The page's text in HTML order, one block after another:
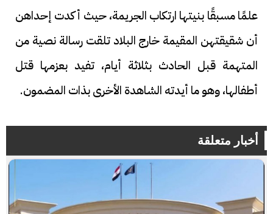
علمًا مسبقًا بنيتها ارتكاب الجريمة، حيث أكدت إحداهن
أن شقيقتهن المقيمة خارج البلاد تلقت رسالة نصية من
المتهمة قبل الحادث بثلاثة أيام، تفيد بعزمها قتل
أطفالها، وهو ما أيدته الشاهدة الأخرى بذات المضمون.
أخبار متعلقة